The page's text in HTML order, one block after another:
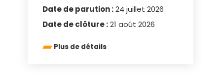
Date de parution :24 juillet 2026
Date de clôture :21 août 2026
Plus de détails